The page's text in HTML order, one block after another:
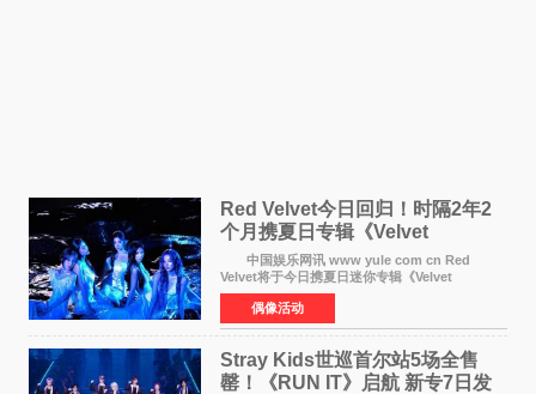
Red Velvet今日回归！时隔2年2
个月携夏日专辑《Velvet
Summer》重启完整体活动
中国娱乐网讯 www yule com cn Red
Velvet将于今日携夏日迷你专辑《Velvet
Summer》时隔2年2个月重启完整体活动。这张
于8月3日发行的专辑，主打柔和成熟氛围的夏日
音乐，收录了成员们想着
偶像活动
Stray Kids世巡首尔站5场全售
罄！《RUN IT》启航 新专7日发